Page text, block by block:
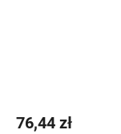
76,44 zł